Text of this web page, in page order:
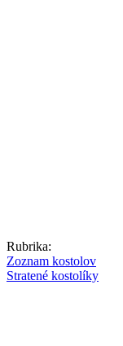
Rubrika:
Zoznam kostolov
Stratené kostolíky